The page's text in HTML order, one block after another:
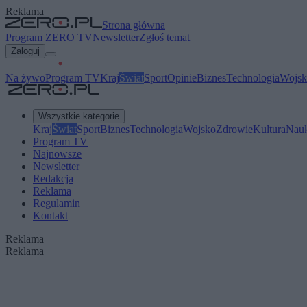
Reklama
Strona główna
Program ZERO TVNewsletterZgłoś temat
Zaloguj
Na żywoProgram TVKrajŚwiatSportOpinieBiznesTechnologia
Wszystkie kategorie
KrajŚwiatSportBiznesTechnologiaWojskoZdrowieKultura
Program TV
Najnowsze
Newsletter
Redakcja
Reklama
Regulamin
Kontakt
Reklama
Reklama